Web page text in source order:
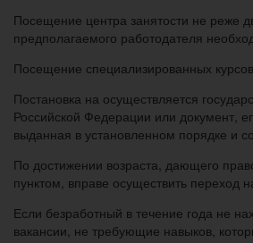
Посещение центра занятости не реже
предполагаемого работодателя
Посещение специализированных
Постановка на осуществляется
Российской Федерации или документ,
выданная в установленном порядке и
По достижении возраста, дающего
пунктом, вправе осуществить переход
Если безработный в течение года не
вакансии, не требующие навыков,